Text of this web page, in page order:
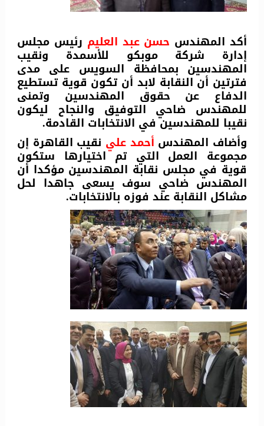
أكد المهندس حسن عبد العليم رئيس مجلس
إدارة شركة موبكو للأسمدة ونقيب
المهندسين بمحافظة السويس على مدى
فترتين أن النقابة لابد أن تكون قوية تستطيع
الدفاع عن حقوق المهندسين وتمنى
للمهندس ضاحي التوفيق والنجاح ليكون
نقيبا للمهندسين في الانتخابات القادمة.
وأضاف المهندس أحمد علي نقيب القاهرة إن
مجموعة العمل التي تم اختيارها ستكون
قوية في مجلس نقابة المهندسين مؤكدا أن
المهندس ضاحي سوف يسعى جاهدا لحل
مشاكل النقابة عند فوزه بالانتخابات.